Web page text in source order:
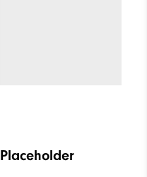
Placeholder